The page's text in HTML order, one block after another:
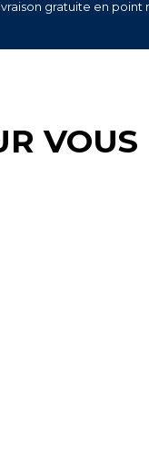
gratuite en point
VOUS